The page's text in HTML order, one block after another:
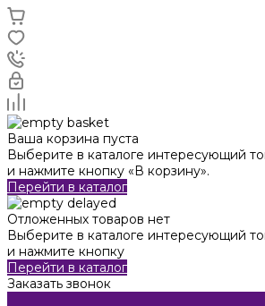
Ваша корзина пуста
Выберите в каталоге интересующий
и нажмите кнопку «В корзину».
Перейти в каталог
Отложенных товаров нет
Выберите в каталоге интересующий
и нажмите кнопку
Перейти в каталог
Заказать звонок